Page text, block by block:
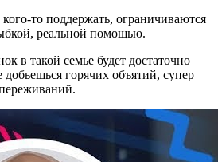
то поддержать, ограничиваются
реальной помощью.
в такой семье будет достаточно
горячих объятий, супер